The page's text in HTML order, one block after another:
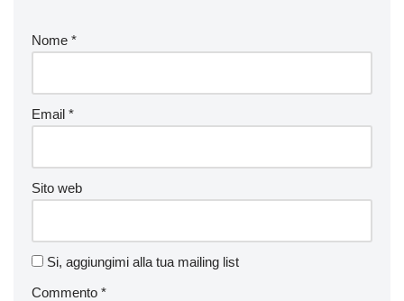
Nome *
Email *
Sito web
Si, aggiungimi alla tua mailing list
Commento *